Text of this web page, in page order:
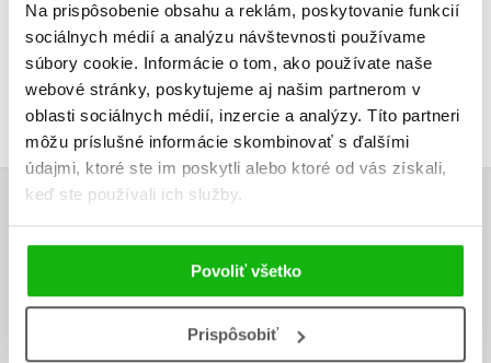
Na prispôsobenie obsahu a reklám, poskytovanie funkcií
sociálnych médií a analýzu návštevnosti používame
súbory cookie. Informácie o tom, ako používate naše
webové stránky, poskytujeme aj našim partnerom v
oblasti sociálnych médií, inzercie a analýzy. Títo partneri
môžu príslušné informácie skombinovať s ďalšími
údajmi, ktoré ste im poskytli alebo ktoré od vás získali,
keď ste používali ich služby.
Povoliť všetko
Prispôsobiť
UŽIVATEĽSKÁ RECENZIA
Žiadne užívateľské hodnotenia nie sú dostupné.